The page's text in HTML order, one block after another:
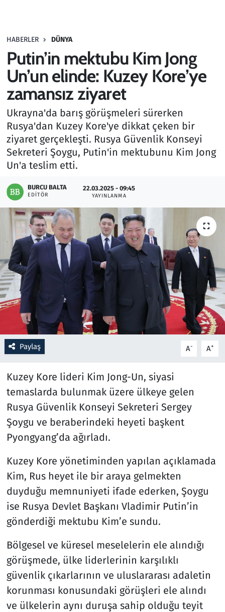
HABERLER DÜNYA
Putin’in mektubu Kim Jong
Un’un elinde: Kuzey Kore’ye
zamansız ziyaret
Ukrayna'da barış görüşmeleri sürerken
Rusya'dan Kuzey Kore'ye dikkat çeken bir
ziyaret gerçekleşti. Rusya Güvenlik Konseyi
Sekreteri Şoygu, Putin'in mektubunu Kim Jong
Un'a teslim etti.
BURCU BALTA
EDITÖR
22.03.2025 - 09:45
YAYINLANMA
Paylaş A- A+
Kuzey Kore lideri Kim Jong-Un, siyasi
temaslarda bulunmak üzere ülkeye gelen
Rusya Güvenlik Konseyi Sekreteri Sergey
Şoygu ve beraberindeki heyeti başkent
Pyongyang’da ağırladı.
Kuzey Kore yönetiminden yapılan açıklamada
Kim, Rus heyet ile bir araya gelmekten
duyduğu memnuniyeti ifade ederken, Şoygu
ise Rusya Devlet Başkanı Vladimir Putin’in
gönderdiği mektubu Kim’e sundu.
Bölgesel ve küresel meselelerin ele alındığı
görüşmede, ülke liderlerinin karşılıklı
güvenlik çıkarlarının ve uluslararası adaletin
korunması konusundaki görüşleri ele alındı
ve ülkelerin aynı duruşa sahip olduğu teyit
Haber
Kültür Sanat
Kurumsal Haberler
Lezzet Durağı
Memur ve Kamu
Otomobil
Oyun
Ramazan
Resmi İlanlar
Rüya Tabirleri
Sağlık
Savunma Sanayi
Seçim 2023
Spor
Teknoloji ve Bilim
Televizyon